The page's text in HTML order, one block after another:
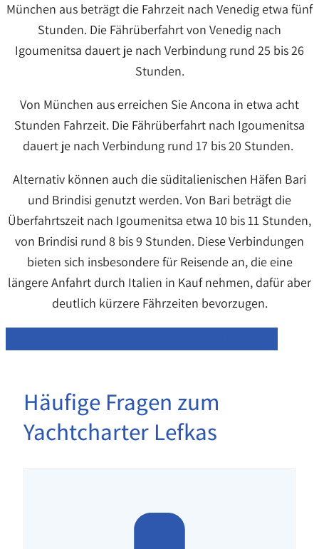
München aus beträgt die Fahrzeit nach Venedig etwa fünf
Stunden. Die Fährüberfahrt von Venedig nach
Igoumenitsa dauert je nach Verbindung rund 25 bis 26
Stunden.
Von München aus erreichen Sie Ancona in etwa acht
Stunden Fahrzeit. Die Fährüberfahrt nach Igoumenitsa
dauert je nach Verbindung rund 17 bis 20 Stunden.
Alternativ können auch die süditalienischen Häfen Bari
und Brindisi genutzt werden. Von Bari beträgt die
Überfahrtszeit nach Igoumenitsa etwa 10 bis 11 Stunden,
von Brindisi rund 8 bis 9 Stunden. Diese Verbindungen
bieten sich insbesondere für Reisende an, die eine
längere Anfahrt durch Italien in Kauf nehmen, dafür aber
deutlich kürzere Fährzeiten bevorzugen.
Häufige Fragen zum
Yachtcharter Lefkas